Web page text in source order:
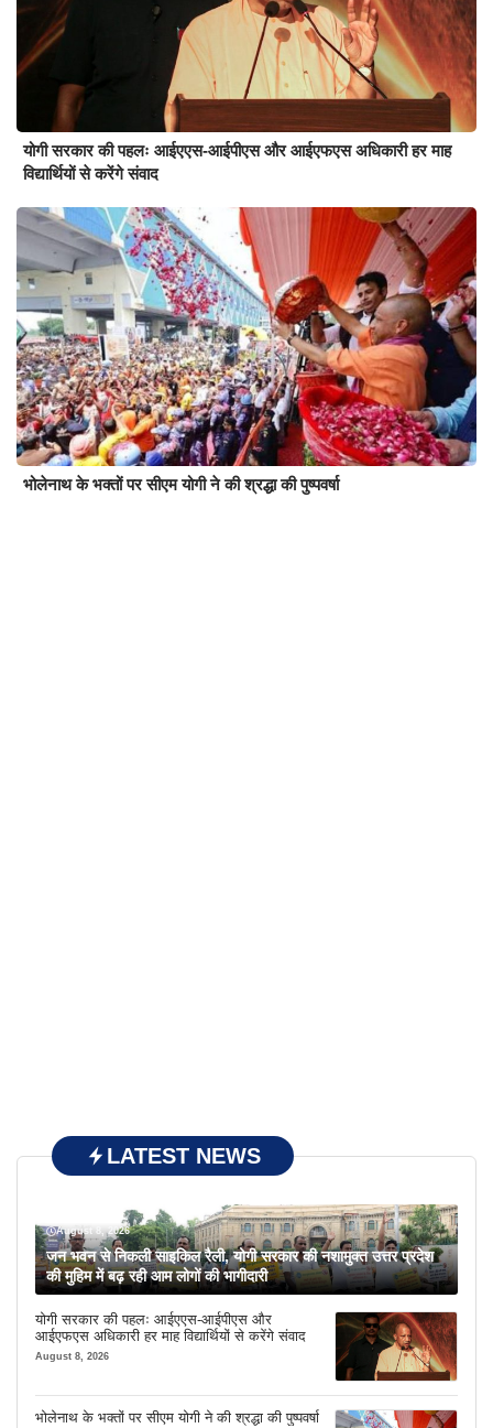
योगी सरकार की पहलः आईएएस-आईपीएस और आईएफएस अधिकारी हर माह
विद्यार्थियों से करेंगे संवाद
भोलेनाथ के भक्तों पर सीएम योगी ने की श्रद्धा की पुष्पवर्षा
LATEST NEWS
August 8, 2026
जन भवन से निकली साइकिल रैली, योगी सरकार की नशामुक्त उत्तर प्रदेश
की मुहिम में बढ़ रही आम लोगों की भागीदारी
योगी सरकार की पहलः आईएएस-आईपीएस और
आईएफएस अधिकारी हर माह विद्यार्थियों से करेंगे संवाद
August 8, 2026
भोलेनाथ के भक्तों पर सीएम योगी ने की श्रद्धा की पुष्पवर्षा